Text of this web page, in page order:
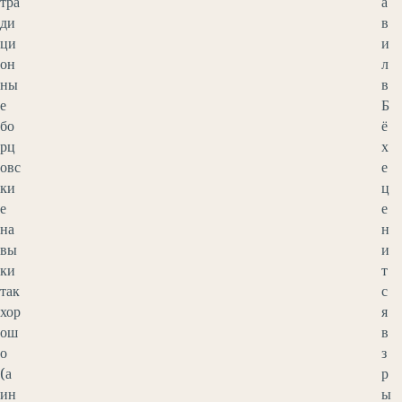
ди
ци
он
ны
е
бо
рц
овс
ки
е
на
вы
ки
так
хор
ош
о
(а
ин
в
и
л
в
Б
ё
х
е
ц
е
н
и
т
с
я
в
з
р
ы